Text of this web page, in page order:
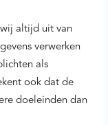
altijd uit van
verwerken
als
ook dat de
doeleinden dan